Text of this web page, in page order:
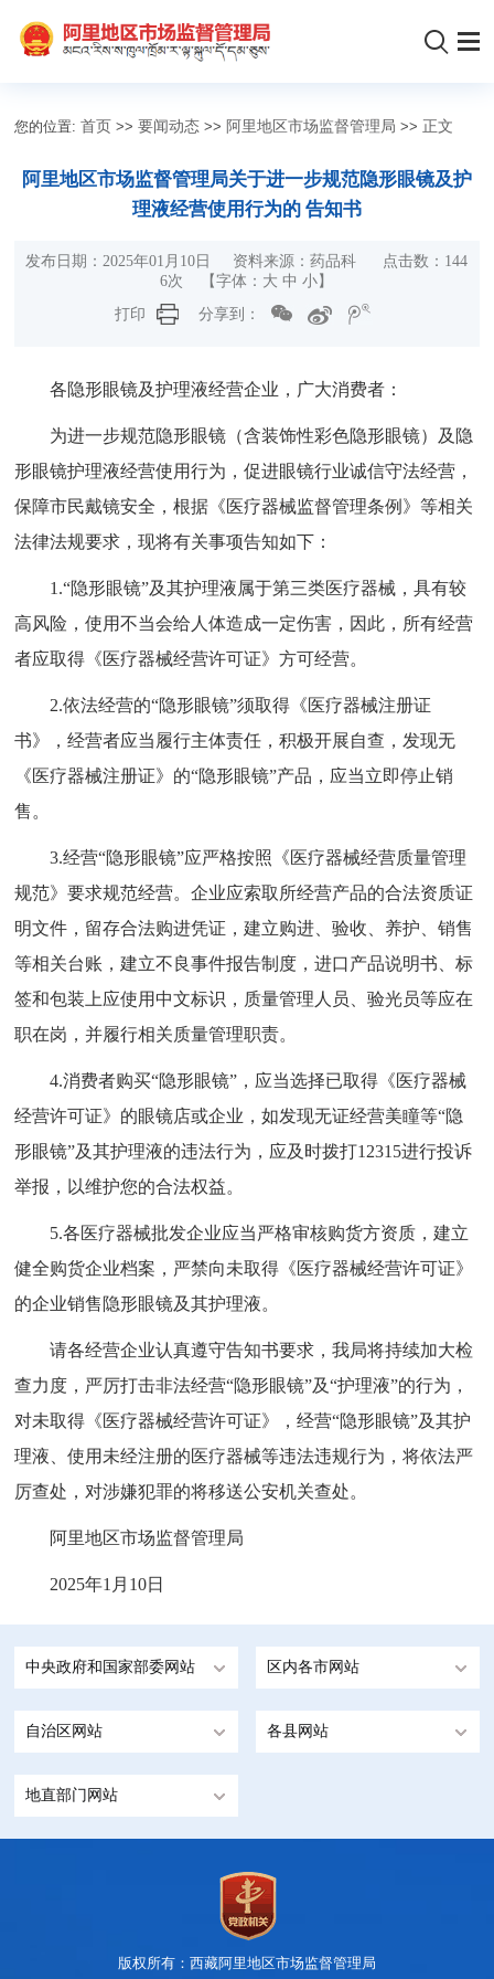
您的位置:首页 >>要闻动态 >> 阿里地区市场监督管理局 >> 正文
阿里地区市场监督管理局关于进一步规范隐形眼镜及护
理液经营使用行为的 告知书
发布日期：2025年01月10日 资料来源：药品科 点击数： 144
6次 【字体： 大 中 小 】
打印
分享到：
各隐形眼镜及护理液经营企业，广大消费者：
为进一步规范隐形眼镜（含装饰性彩色隐形眼镜）及隐
形眼镜护理液经营使用行为，促进眼镜行业诚信守法经营，
保障市民戴镜安全，根据《医疗器械监督管理条例》等相关
法律法规要求，现将有关事项告知如下：
1.“隐形眼镜”及其护理液属于第三类医疗器械，具有较
高风险，使用不当会给人体造成一定伤害，因此，所有经营
者应取得《医疗器械经营许可证》方可经营。
2.依法经营的“隐形眼镜”须取得《医疗器械注册证
书》，经营者应当履行主体责任，积极开展自查，发现无
《医疗器械注册证》的“隐形眼镜”产品，应当立即停止销
售。
3.经营“隐形眼镜”应严格按照《医疗器械经营质量管理
规范》要求规范经营。企业应索取所经营产品的合法资质证
明文件，留存合法购进凭证，建立购进、验收、养护、销售
等相关台账，建立不良事件报告制度，进口产品说明书、标
签和包装上应使用中文标识，质量管理人员、验光员等应在
职在岗，并履行相关质量管理职责。
4.消费者购买“隐形眼镜”，应当选择已取得《医疗器械
经营许可证》的眼镜店或企业，如发现无证经营美瞳等“隐
形眼镜”及其护理液的违法行为，应及时拨打12315进行投诉
举报，以维护您的合法权益。
5.各医疗器械批发企业应当严格审核购货方资质，建立
健全购货企业档案，严禁向未取得《医疗器械经营许可证》
的企业销售隐形眼镜及其护理液。
请各经营企业认真遵守告知书要求，我局将持续加大检
查力度，严厉打击非法经营“隐形眼镜”及“护理液”的行为，
对未取得《医疗器械经营许可证》，经营“隐形眼镜”及其护
理液、使用未经注册的医疗器械等违法违规行为，将依法严
厉查处，对涉嫌犯罪的将移送公安机关查处。
阿里地区市场监督管理局
2025年1月10日
中央政府和国家部委网站 区内各市网站
自治区网站 各县网站
地直部门网站
版权所有：西藏阿里地区市场监督管理局